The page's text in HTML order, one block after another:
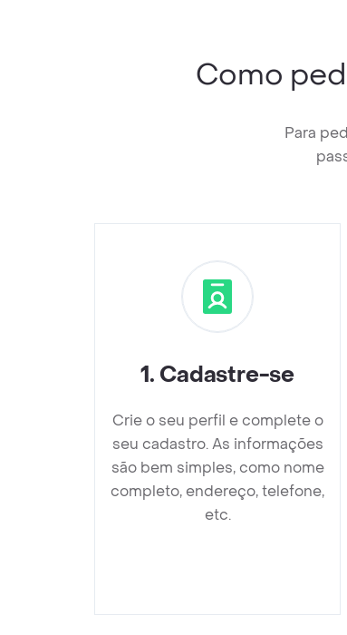
Como
Para
1. Cadastre-se
Crie o seu perfil e complete o
seu cadastro. As informações
são bem simples, como nome
completo, endereço, telefone,
etc.